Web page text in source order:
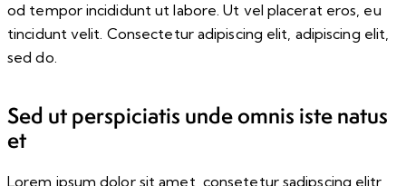
od tempor incididunt ut labore. Ut vel placerat eros, eu
tincidunt velit. Consectetur adipiscing elit, adipiscing elit,
sed do.
Sed ut perspiciatis unde omnis iste natus
et
Lorem ipsum dolor sit amet, consetetur sadipscing elitr,